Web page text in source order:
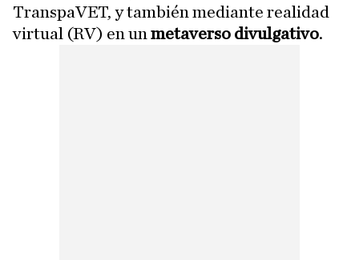
TranspaVET, y también mediante realidad
virtual (RV) en un metaverso divulgativo.